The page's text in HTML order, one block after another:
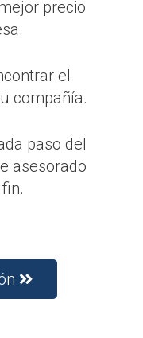
precio
el
compañía.
paso del
asesorado